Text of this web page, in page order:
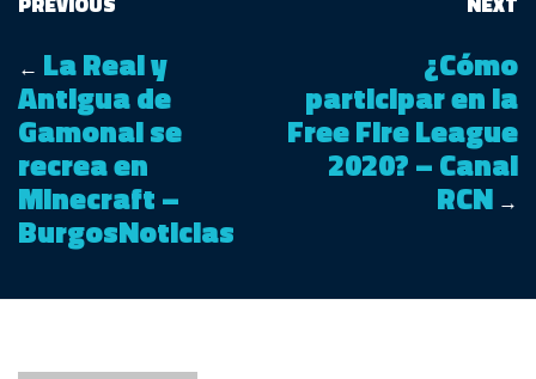
← La Real y
Antigua de
Gamonal se
recrea en
Minecraft –
BurgosNoticias
¿Cómo
participar en la
Free Fire League
2020? – Canal
RCN →